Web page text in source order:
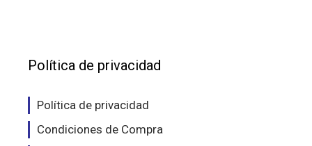
Política de privacidad
Política de privacidad
Condiciones de Compra